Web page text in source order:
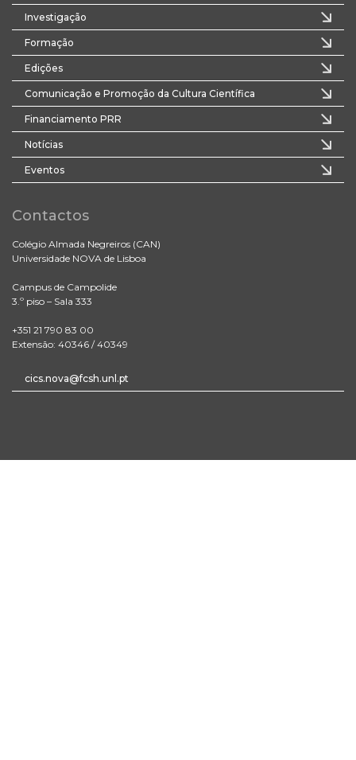
Investigação
Formação
Edições
Comunicação e Promoção da Cultura Científica
Financiamento PRR
Notícias
Eventos
Contactos
Colégio Almada Negreiros (CAN)
Universidade NOVA de Lisboa
Campus de Campolide
3.º piso – Sala 333
+351 21 790 83 00
Extensão: 40346 / 40349
cics.nova@fcsh.unl.pt